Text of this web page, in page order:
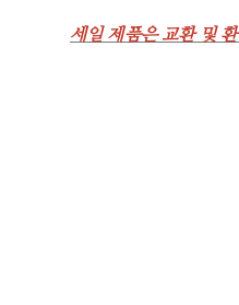
세일 제품은 교환 및